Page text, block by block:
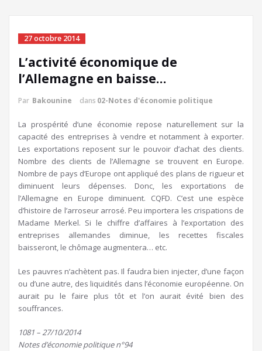
27 octobre 2014
L’activité économique de
l’Allemagne en baisse…
Par Bakounine dans 02-Notes d'économie politique
La prospérité d’une économie repose naturellement sur la
capacité des entreprises à vendre et notamment à exporter.
Les exportations reposent sur le pouvoir d’achat des clients.
Nombre des clients de l’Allemagne se trouvent en Europe.
Nombre de pays d’Europe ont appliqué des plans de rigueur et
diminuent leurs dépenses. Donc, les exportations de
l’Allemagne en Europe diminuent. CQFD. C’est une espèce
d’histoire de l’arroseur arrosé. Peu importera les crispations de
Madame Merkel. Si le chiffre d’affaires à l’exportation des
entreprises allemandes diminue, les recettes fiscales
baisseront, le chômage augmentera… etc.
Les pauvres n’achètent pas. Il faudra bien injecter, d’une façon
ou d’une autre, des liquidités dans l’économie européenne. On
aurait pu le faire plus tôt et l’on aurait évité bien des
souffrances.
1081 – 27/10/2014
Notes d’économie politique n°94